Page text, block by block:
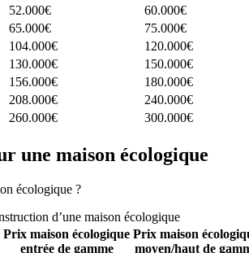
52.000€
60.000€
65.000€
75.000€
104.000€
120.000€
130.000€
150.000€
156.000€
180.000€
208.000€
240.000€
260.000€ 300.000€
une maison écologique
écologique ?
d’une maison écologique
Prix maison écologique
entrée de gamme
Prix maison
moyen/haut de